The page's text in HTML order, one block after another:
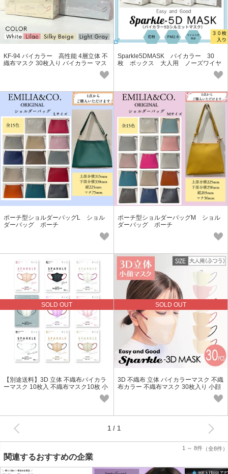
KF-94 バイカラー 高性能 4層立体 不
織布マスク 30枚入り バイカラー マス
Sparkle5DMASK バイカラー 30
枚 ボックス 大人用 ノーズワイヤ
ポーチ型ショルダーバッグL ショル
ダーバッグ ポーチ
ポーチ型ショルダーバッグM ショル
ダーバッグ ポーチ
SOLD OUT
【別途送料】3D 立体 不織布バイカラ
ーマスク 10枚入 不織布マスク10枚 小
SOLD OUT
3D 不織布 立体 バイカラーマスク 不織
布カラー 不織布マスク 30枚入り 小顔
1 ～ 8件 （全8件）
1
関連するおすすめの企業